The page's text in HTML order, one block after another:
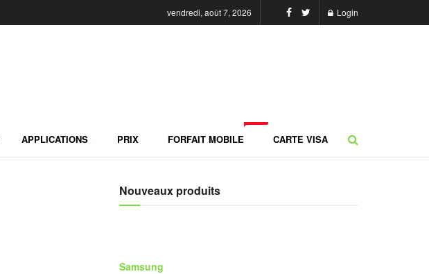
vendredi, août 7, 2026 Login
APPLICATIONS PRIX FORFAIT MOBILE CARTE VISA
Nouveaux produits
Samsung